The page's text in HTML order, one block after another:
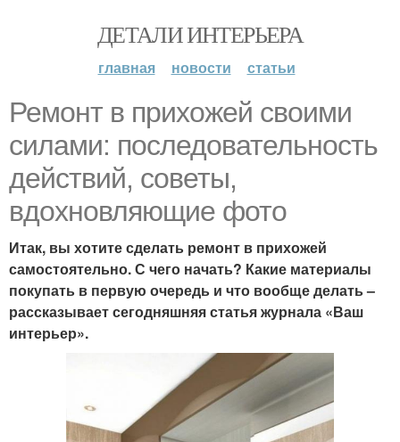
ДЕТАЛИ ИНТЕРЬЕРА
главная новости статьи
Ремонт в прихожей своими
силами: последовательность
действий, советы,
вдохновляющие фото
Итак, вы хотите сделать ремонт в прихожей
самостоятельно. С чего начать? Какие материалы
покупать в первую очередь и что вообще делать –
рассказывает сегодняшняя статья журнала «Ваш
интерьер».